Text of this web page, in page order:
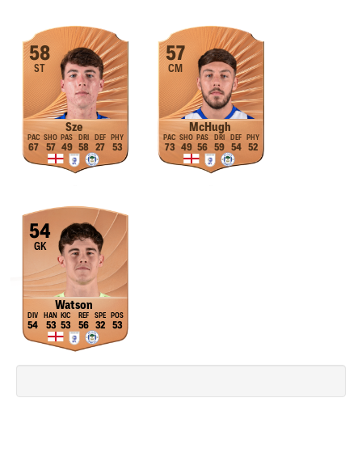
58
ST
Sze
67 57 49 58 27 53
57
CM
McHugh
73 49 56 59 54 52
54
GK
Watson
54 53 53 56 32 53